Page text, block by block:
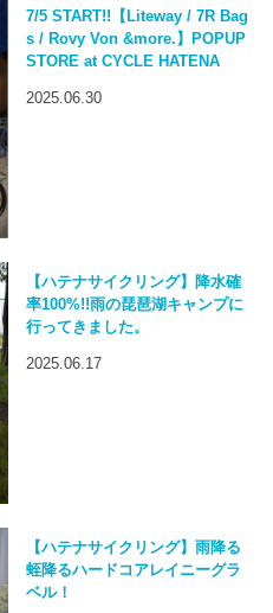
7/5 START!!【Liteway / 7R Bag
s / Rovy Von &more.】POPUP
STORE at CYCLE HATENA
2025.06.30
【ハテナサイクリング】降水確
率100%!!雨の琵琶湖キャンプに
行ってきました。
2025.06.17
【ハテナサイクリング】雨降る
蛭降るハードコアレイニーグラ
ベル！